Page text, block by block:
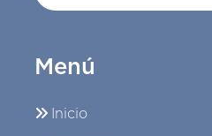
Menú
Inicio